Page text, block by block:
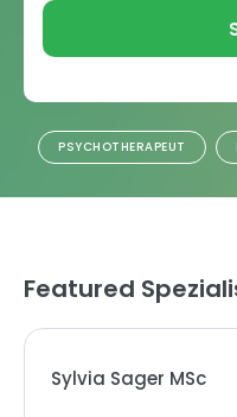
PSYCHOTHERAPEUT
Featured
Sylvia Sager MSc